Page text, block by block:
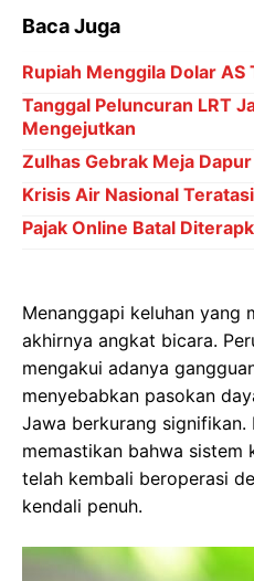
Baca Juga
Rupiah Menggila Dolar AS
Tanggal Peluncuran LRT
Mengejutkan
Zulhas Gebrak Meja
Krisis Air Nasional
Pajak Online Batal
Menanggapi keluhan yang
akhirnya angkat bicara.
mengakui adanya
menyebabkan pasokan
Jawa berkurang signifikan.
memastikan bahwa sistem
telah kembali beroperasi
kendali penuh.